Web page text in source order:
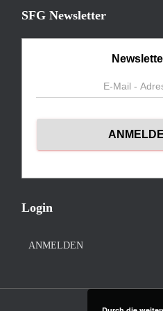
SFG Newsletter
Login
ANMELDEN